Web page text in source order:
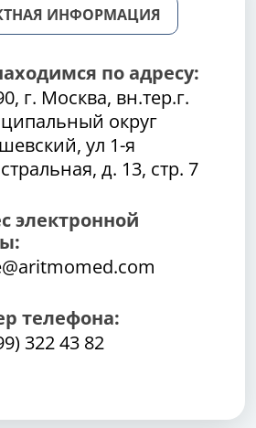
ИНФОРМАЦИЯ
по адресу:
г. Москва, вн.тер.г.
округ
ул 1-я
д. 13, стр. 7
электронной
телефона:
322 43 82